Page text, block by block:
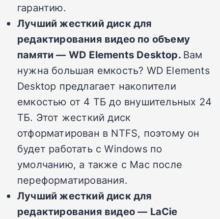
гарантию.
Лучший жесткий диск для
редактирования видео по объему
памяти — WD Elements Desktop. Вам
нужна большая емкость? WD Elements
Desktop предлагает накопители
емкостью от 4 ТБ до внушительных 24
ТБ. Этот жесткий диск
отформатирован в NTFS, поэтому он
будет работать с Windows по
умолчанию, а также с Mac после
переформатирования.
Лучший жесткий диск для
редактирования видео — LaCie